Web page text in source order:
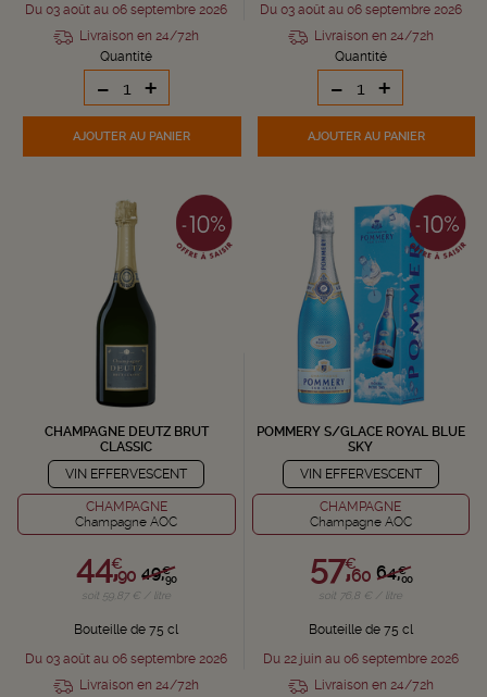
Du 03 août au 06 septembre 2026
Livraison en 24/72h
Quantité
- +
AJOUTERAU PANIER
Du 03 août au 06 septembre 2026
Livraison en 24/72h
Quantité
- +
AJOUTER AU PANIER
CHAMPAGNE DEUTZ BRUT
CLASSIC
VIN EFFERVESCENT
CHAMPAGNE
Champagne AOC
49,€
90
44,€
90
soit 59,87 € / litre
Bouteille de 75 cl
Du 03 août au 06 septembre 2026
Livraison en 24/72h
POMMERY S/GLACE ROYAL BLUE
SKY
VIN EFFERVESCENT
CHAMPAGNE
Champagne AOC
64,€
00
57,€
60
soit 76,8 € / litre
Bouteille de 75 cl
Du 22 juin au 06 septembre 2026
Livraison en 24/72h